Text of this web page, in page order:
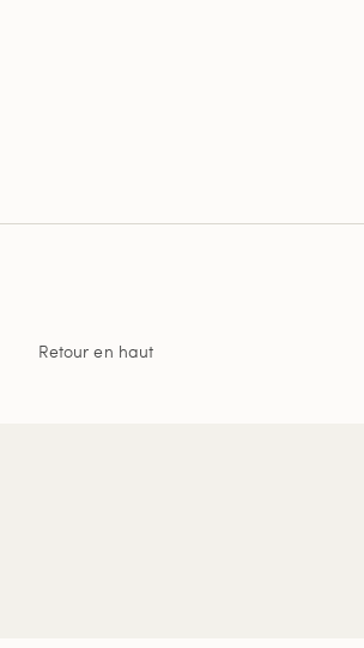
Retour en haut